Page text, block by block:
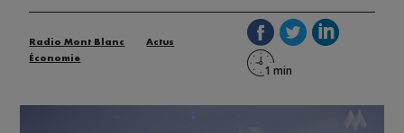
Radio Mont Blanc
Actus
Économie